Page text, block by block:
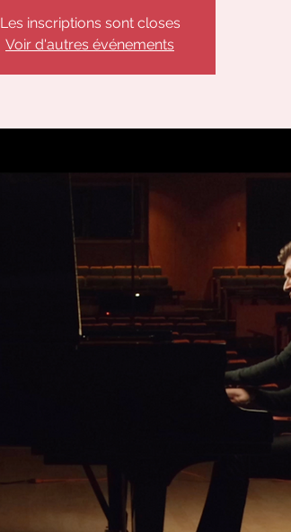
Les inscriptions sont closes
Voir d'autres événements